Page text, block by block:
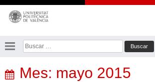
Saltar
contenido
Buscar:
Mes: mayo 2015